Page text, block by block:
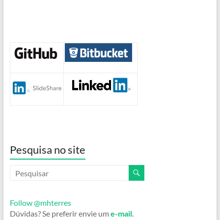
Pesquisa no site
Follow @mhterres
Dúvidas? Se preferir envie ume-mail.